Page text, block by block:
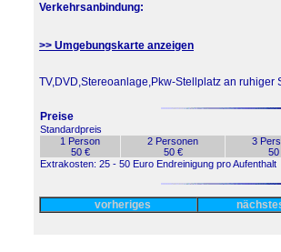
Verkehrsanbindung:
>> Umgebungskarte anzeigen
TV,DVD,Stereoanlage,Pkw-Stellplatz an
Preise
Standardpreis
1 Person
50 €
2 Personen
50 €
3
50
Extrakosten: 25 - 50 Euro Endreinigung pro Aufenthalt
vorheriges